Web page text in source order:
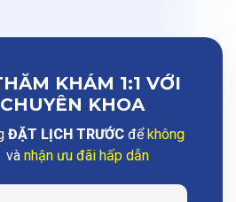
KHÁM 1:1 VỚI
KHOA
ĐẶT LỊCH TRƯỚC đểkhông
và nhận ưu đãi hấp dẫn